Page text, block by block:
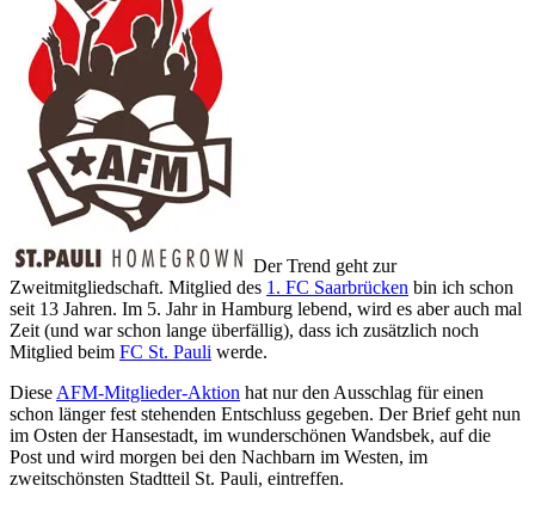
Der Trend geht zur
Zweitmitgliedschaft. Mitglied des 1. FC Saarbrücken bin ich schon
seit 13 Jahren. Im 5. Jahr in Hamburg lebend, wird es aber auch mal
Zeit (und war schon lange überfällig), dass ich zusätzlich noch
Mitglied beim FC St. Pauli werde.
Diese AFM-Mitglieder-Aktion hat nur den Ausschlag für einen
schon länger fest stehenden Entschluss gegeben. Der Brief geht nun
im Osten der Hansestadt, im wunderschönen Wandsbek, auf die
Post und wird morgen bei den Nachbarn im Westen, im
zweitschönsten Stadtteil St. Pauli, eintreffen.